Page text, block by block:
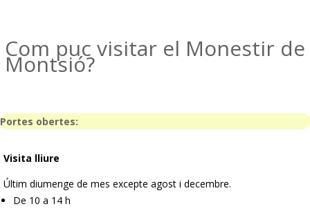
Com puc visitar el Monestir de
Montsió?
Portes obertes:
Visita lliure
Últim diumenge de mes excepte agost i decembre.
De 10 a 14 h